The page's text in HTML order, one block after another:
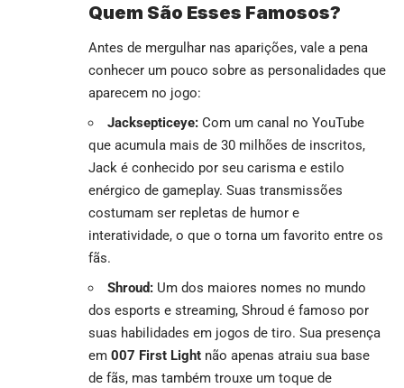
Quem São Esses Famosos?
Antes de mergulhar nas aparições, vale a pena
conhecer um pouco sobre as personalidades que
aparecem no jogo:
Jacksepticeye: Com um canal no YouTube
que acumula mais de 30 milhões de inscritos,
Jack é conhecido por seu carisma e estilo
enérgico de gameplay. Suas transmissões
costumam ser repletas de humor e
interatividade, o que o torna um favorito entre os
fãs.
Shroud: Um dos maiores nomes no mundo
dos esports e streaming, Shroud é famoso por
suas habilidades em jogos de tiro. Sua presença
em 007 First Light não apenas atraiu sua base
de fãs, mas também trouxe um toque de